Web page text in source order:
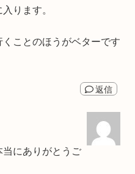
ります。
ことのほうがベターです
返信
にありがとうご